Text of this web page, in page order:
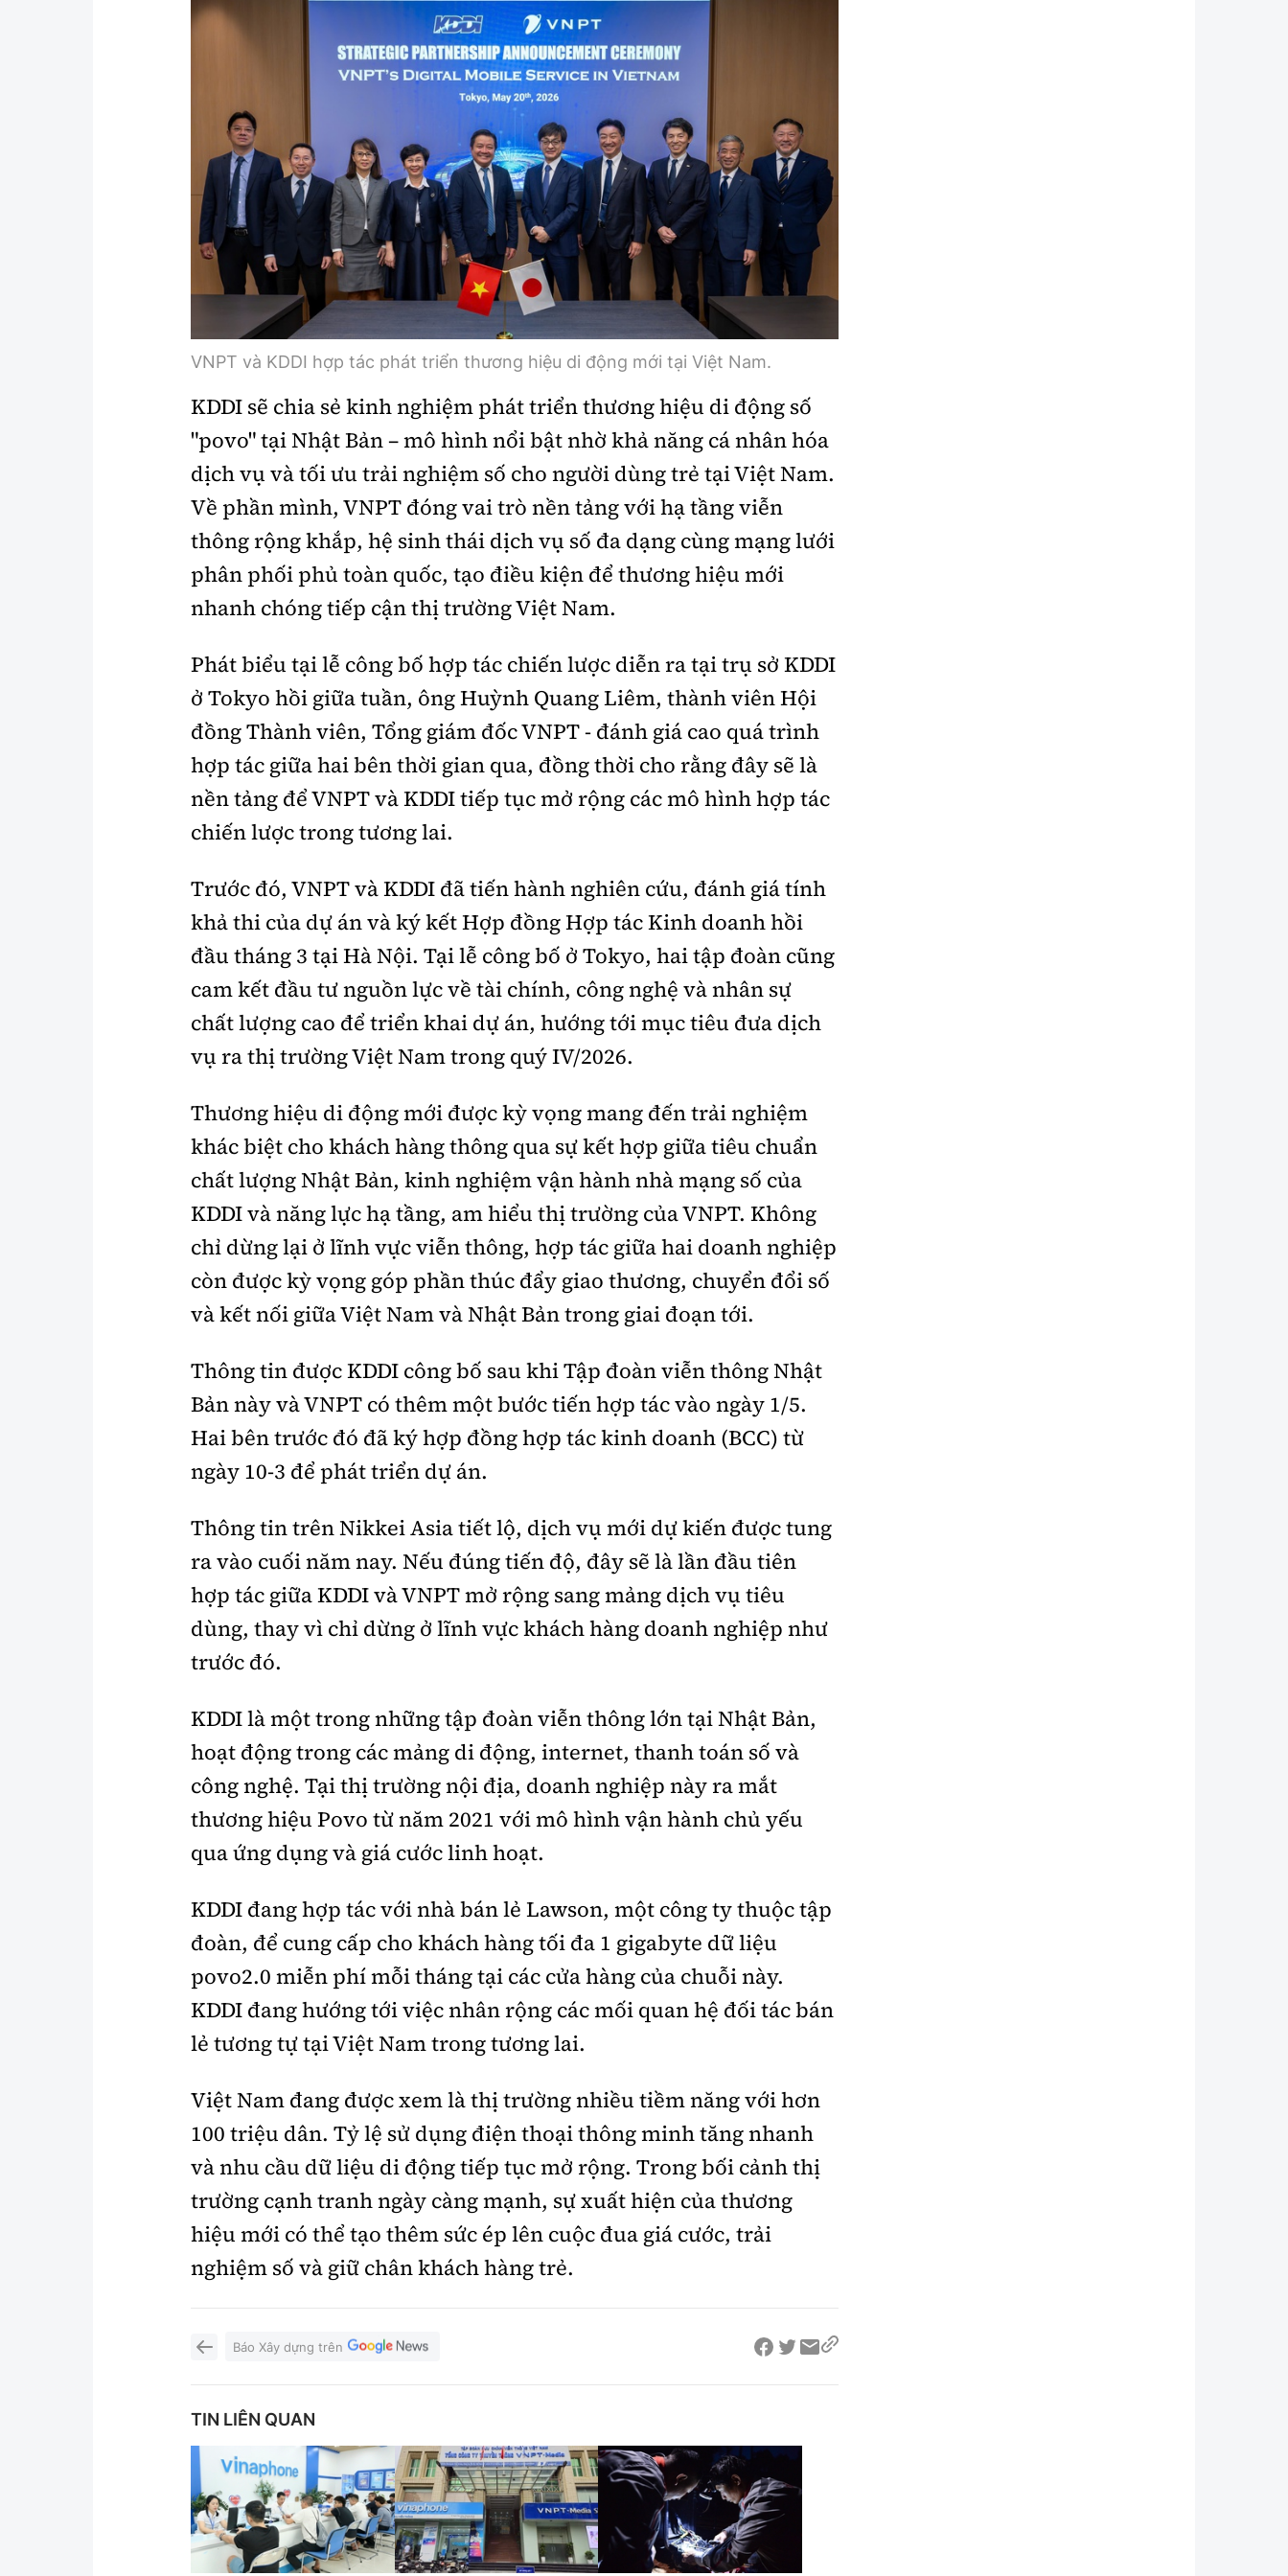
Lao động - Công đoàn
Showbiz
Điện ảnh
Bình luận
Hậu trường sao
360 độ thể thao
Thời sự Quốc tế
Thế giới giao thông
Đi ++
Du lịch
Khám phá
Lối sống
Ẩm thực
Video
Thời sự
Khám phá
Camera giao thông
Câu chuyện giao thông
Giải trí - Thể thao
VNPT và KDDI hợp tác phát triển thương hiệu di động mới tại Việt Nam.
KDDI sẽ chia sẻ kinh nghiệm phát triển thương hiệu di động số
"povo" tại Nhật Bản – mô hình nổi bật nhờ khả năng cá nhân hóa
dịch vụ và tối ưu trải nghiệm số cho người dùng trẻ tại Việt Nam.
Về phần mình, VNPT đóng vai trò nền tảng với hạ tầng viễn
thông rộng khắp, hệ sinh thái dịch vụ số đa dạng cùng mạng lưới
phân phối phủ toàn quốc, tạo điều kiện để thương hiệu mới
nhanh chóng tiếp cận thị trường Việt Nam.
Phát biểu tại lễ công bố hợp tác chiến lược diễn ra tại trụ sở KDDI
ở Tokyo hồi giữa tuần, ông Huỳnh Quang Liêm, thành viên Hội
đồng Thành viên, Tổng giám đốc VNPT - đánh giá cao quá trình
hợp tác giữa hai bên thời gian qua, đồng thời cho rằng đây sẽ là
nền tảng để VNPT và KDDI tiếp tục mở rộng các mô hình hợp tác
chiến lược trong tương lai.
Trước đó, VNPT và KDDI đã tiến hành nghiên cứu, đánh giá tính
khả thi của dự án và ký kết Hợp đồng Hợp tác Kinh doanh hồi
đầu tháng 3 tại Hà Nội. Tại lễ công bố ở Tokyo, hai tập đoàn cũng
cam kết đầu tư nguồn lực về tài chính, công nghệ và nhân sự
chất lượng cao để triển khai dự án, hướng tới mục tiêu đưa dịch
vụ ra thị trường Việt Nam trong quý IV/2026.
Thương hiệu di động mới được kỳ vọng mang đến trải nghiệm
khác biệt cho khách hàng thông qua sự kết hợp giữa tiêu chuẩn
chất lượng Nhật Bản, kinh nghiệm vận hành nhà mạng số của
KDDI và năng lực hạ tầng, am hiểu thị trường của VNPT. Không
chỉ dừng lại ở lĩnh vực viễn thông, hợp tác giữa hai doanh nghiệp
còn được kỳ vọng góp phần thúc đẩy giao thương, chuyển đổi số
và kết nối giữa Việt Nam và Nhật Bản trong giai đoạn tới.
Thông tin được KDDI công bố sau khi Tập đoàn viễn thông Nhật
Bản này và VNPT có thêm một bước tiến hợp tác vào ngày 1/5.
Hai bên trước đó đã ký hợp đồng hợp tác kinh doanh (BCC) từ
ngày 10-3 để phát triển dự án.
Thông tin trên Nikkei Asia tiết lộ, dịch vụ mới dự kiến được tung
ra vào cuối năm nay. Nếu đúng tiến độ, đây sẽ là lần đầu tiên
hợp tác giữa KDDI và VNPT mở rộng sang mảng dịch vụ tiêu
dùng, thay vì chỉ dừng ở lĩnh vực khách hàng doanh nghiệp như
trước đó.
KDDI là một trong những tập đoàn viễn thông lớn tại Nhật Bản,
hoạt động trong các mảng di động, internet, thanh toán số và
công nghệ. Tại thị trường nội địa, doanh nghiệp này ra mắt
thương hiệu Povo từ năm 2021 với mô hình vận hành chủ yếu
qua ứng dụng và giá cước linh hoạt.
KDDI đang hợp tác với nhà bán lẻ Lawson, một công ty thuộc tập
đoàn, để cung cấp cho khách hàng tối đa 1 gigabyte dữ liệu
povo2.0 miễn phí mỗi tháng tại các cửa hàng của chuỗi này.
KDDI đang hướng tới việc nhân rộng các mối quan hệ đối tác bán
lẻ tương tự tại Việt Nam trong tương lai.
Việt Nam đang được xem là thị trường nhiều tiềm năng với hơn
100 triệu dân. Tỷ lệ sử dụng điện thoại thông minh tăng nhanh
và nhu cầu dữ liệu di động tiếp tục mở rộng. Trong bối cảnh thị
trường cạnh tranh ngày càng mạnh, sự xuất hiện của thương
hiệu mới có thể tạo thêm sức ép lên cuộc đua giá cước, trải
nghiệm số và giữ chân khách hàng trẻ.
Báo Xây dựng trên
TIN LIÊN QUAN